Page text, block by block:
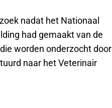
nadat het Nationaal
had gemaakt van de
worden onderzocht door
naar het Veterinair